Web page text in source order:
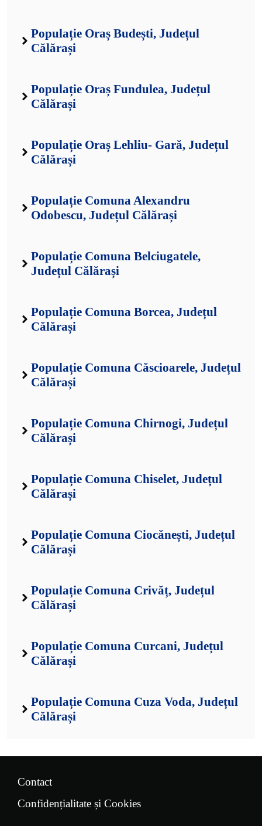
Populație Oraș Budești, Județul
Călărași
Populație Oraș Fundulea, Județul
Călărași
Populație Oraș Lehliu- Gară, Județul
Călărași
Populație Comuna Alexandru
Odobescu, Județul Călărași
Populație Comuna Belciugatele,
Județul Călărași
Populație Comuna Borcea, Județul
Călărași
Populație Comuna Căscioarele, Județul
Călărași
Populație Comuna Chirnogi, Județul
Călărași
Populație Comuna Chiselet, Județul
Călărași
Populație Comuna Ciocănești, Județul
Călărași
Populație Comuna Crivăț, Județul
Călărași
Populație Comuna Curcani, Județul
Călărași
Populație Comuna Cuza Voda, Județul
Călărași
Contact
Confidențialitate și Cookies